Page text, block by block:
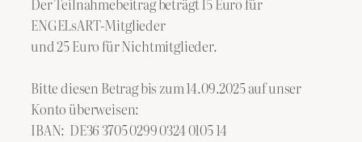
Der Teilnahmebeitrag beträgt 15 Euro für
ENGELsART-Mitglieder
und 25 Euro für Nichtmitglieder.
Bitte diesen Betrag bis zum 14.09.2025 auf unser
Konto überweisen:
IBAN: DE36 3705 0299 0324 0105 14